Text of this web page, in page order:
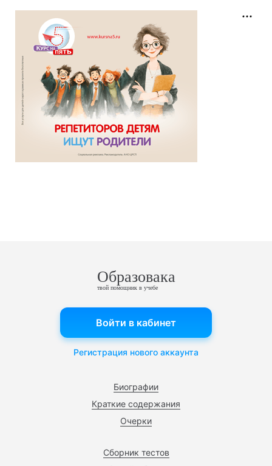
Образовака
твой помощник в учебе
Биографии
Краткие содержания
Очерки
Сборник тестов
Войти в кабинет
Регистрация нового аккаунта